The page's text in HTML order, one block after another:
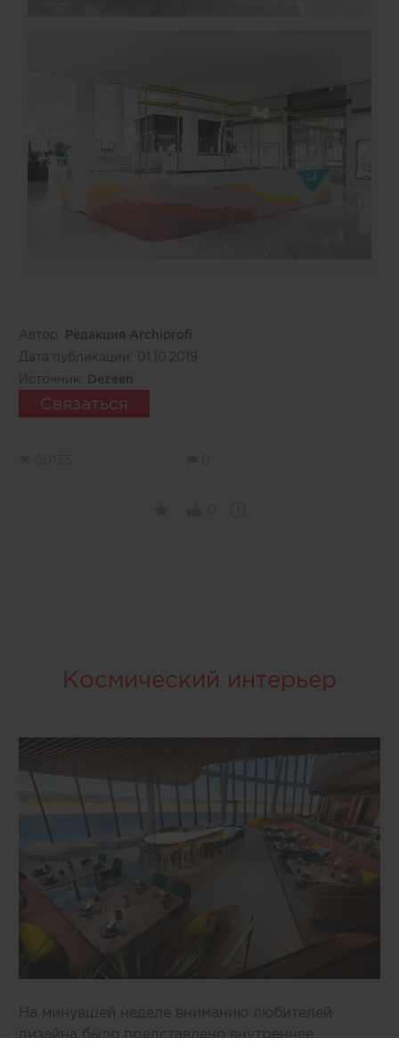
Автор:
Редакция Archiprofi
Дата публикации: 01.10.2019
Источник:
Dezeen
Связаться
Космический интерьер
На минувшей неделе вниманию любителей
дизайна было представлено внутреннее